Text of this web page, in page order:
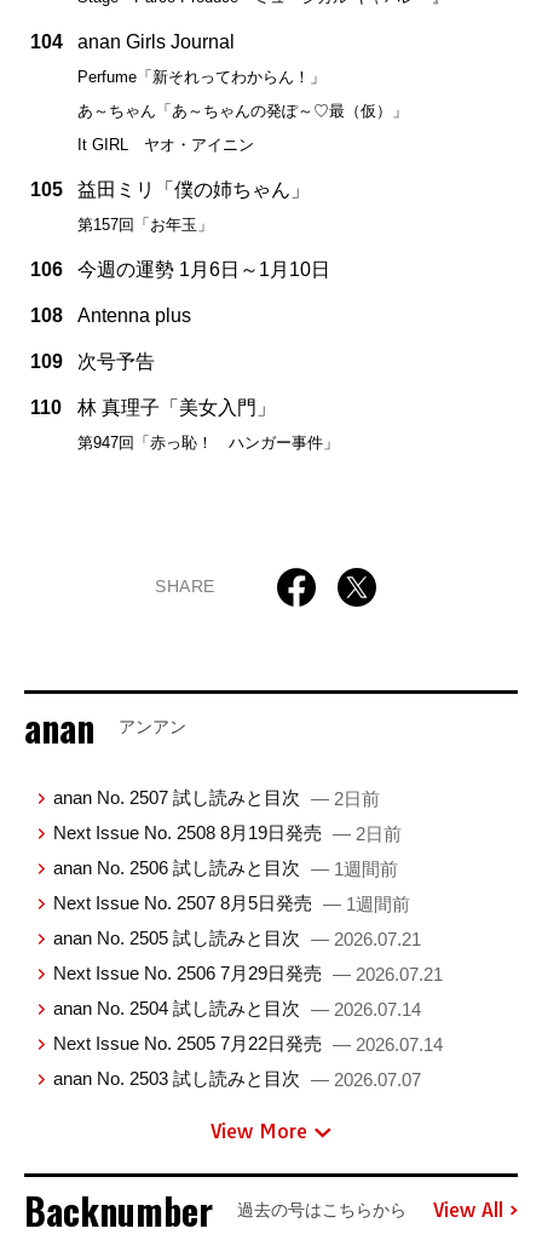
104 anan Girls Journal
Perfume「新それってわからん！」
あ～ちゃん「あ～ちゃんの発ぽ～♡最（仮）」
It GIRL ヤオ・アイニン
105 益田ミリ「僕の姉ちゃん」
第157回「お年玉」
106 今週の運勢 1月6日～1月10日
108 Antenna plus
109 次号予告
110 林 真理子「美女入門」
第947回「赤っ恥！ ハンガー事件」
SHARE
anan アンアン
anan No. 2507 試し読みと目次 — 2日前
Next Issue No. 2508 8月19日発売 — 2日前
anan No. 2506 試し読みと目次 — 1週間前
Next Issue No. 2507 8月5日発売 — 1週間前
anan No. 2505 試し読みと目次 — 2026.07.21
Next Issue No. 2506 7月29日発売 — 2026.07.21
anan No. 2504 試し読みと目次 — 2026.07.14
Next Issue No. 2505 7月22日発売 — 2026.07.14
anan No. 2503 試し読みと目次 — 2026.07.07
View More
Backnumber 過去の号はこちらから View All